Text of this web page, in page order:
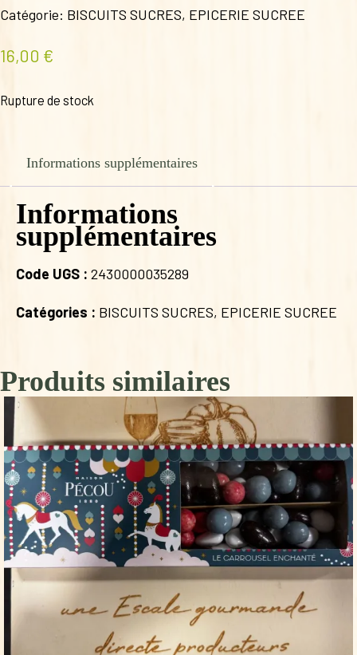
Catégorie: BISCUITS SUCRES, EPICERIE SUCREE
16,00 €
Rupture de stock
Informations supplémentaires
Informations
supplémentaires
Code UGS : 2430000035289
Catégories : BISCUITS SUCRES, EPICERIE SUCREE
Produits similaires